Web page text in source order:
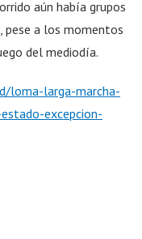
aún había grupos
pese a los momentos
del mediodía.
loma-larga-marcha-
excepcion-